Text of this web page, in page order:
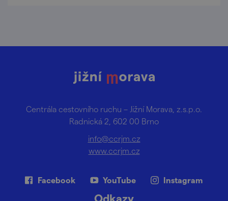
Centrála cestovního ruchu – Jižní Morava, z.s.p.o.
Radnická 2, 602 00 Brno
info@ccrjm.cz
www.ccrjm.cz
Facebook YouTube Instagram
Odkazy